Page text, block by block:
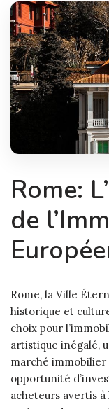
Rome:
de
Rome, la Ville
historique et
choix pour
artistique inégalé,
marché immobilier
opportunité
acheteurs avertis